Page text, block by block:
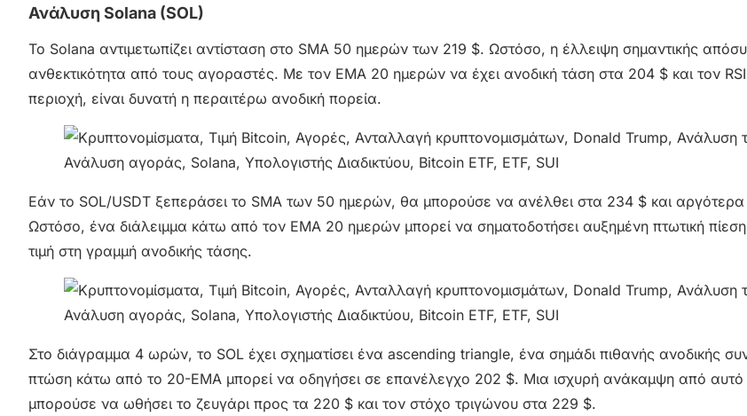
Ανάλυση Solana (SOL)
Το Solana αντιμετωπίζει αντίσταση στο SMA 50 ημερών των 219 $. Ωστόσο, η έλλειψη σημαντικής
ανθεκτικότητα από τους αγοραστές. Με τον EMA 20 ημερών να έχει ανοδική τάση στα 204 $ και τον
περιοχή, είναι δυνατή η περαιτέρω ανοδική πορεία.
Εάν το SOL/USDT ξεπεράσει το SMA των 50 ημερών, θα μπορούσε να ανέλθει στα 234 $ και
Ωστόσο, ένα διάλειμμα κάτω από τον EMA 20 ημερών μπορεί να σηματοδοτήσει αυξημένη πτωτική
τιμή στη γραμμή ανοδικής τάσης.
Στο διάγραμμα 4 ωρών, το SOL έχει σχηματίσει ένα ascending triangle, ένα σημάδι πιθανής ανοδικής
πτώση κάτω από το 20-EMA μπορεί να οδηγήσει σε επανέλεγχο 202 $. Μια ισχυρή ανάκαμψη από αυτό
μπορούσε να ωθήσει το ζευγάρι προς τα 220 $ και τον στόχο τριγώνου στα 229 $.